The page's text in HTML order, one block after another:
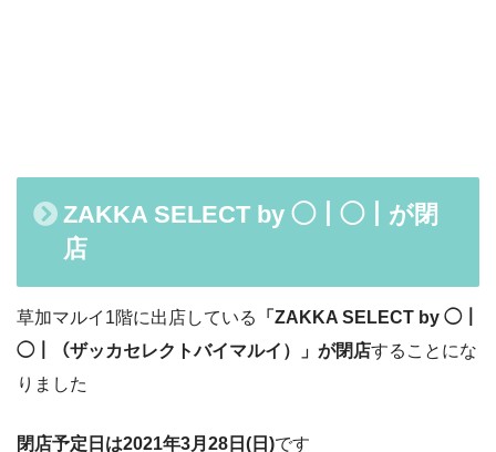
ZAKKA SELECT by ◯｜◯｜が閉
店
草加マルイ1階に出店している
「ZAKKA SELECT by ◯｜
◯｜（ザッカセレクトバイマルイ）」が閉店することにな
りました
閉店予定日は2021年3月28日(日)です